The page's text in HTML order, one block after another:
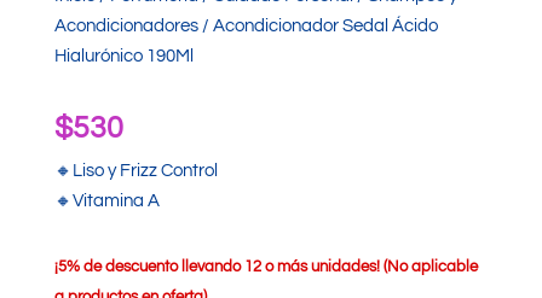
Acondicionadores/ Acondicionador Sedal Ácido
Hialurónico 190Ml
$530
🔸Liso y Frizz Control
🔸Vitamina A
¡5% de descuento llevando 12 o más unidades! (No aplicable